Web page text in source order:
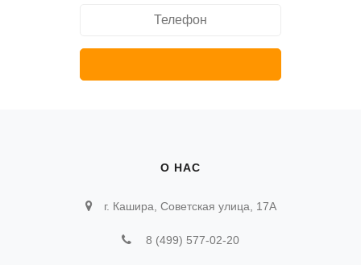
О НАС
г. Кашира, Советская улица, 17А
8 (499) 577-02-20